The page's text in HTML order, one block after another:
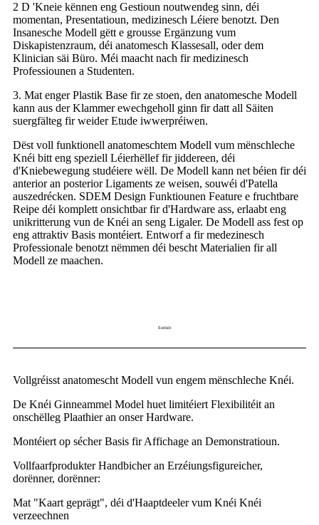
2 D 'Kneie kënnen eng Gestioun noutwendeg sinn, déi
momentan, Presentatioun, medizinesch Léiere benotzt. Den
Insanesche Modell gëtt e grousse Ergänzung vum
Diskapistenzraum, déi anatomesch Klassesall, oder dem
Klinician säi Büro. Méi maacht nach fir medizinesch
Professiounen a Studenten.
3. Mat enger Plastik Base fir ze stoen, den anatomesche Modell
kann aus der Klammer ewechgeholl ginn fir datt all Säiten
suergfälteg fir weider Etude iwwerpréiwen.
Dëst voll funktionell anatomeschtem Modell vum mënschleche
Knéi bitt eng speziell Léierhëllef fir jiddereen, déi
d'Kniebewegung studéiere wëll. De Modell kann net béien fir déi
anterior an posterior Ligaments ze weisen, souwéi d'Patella
auszedrécken. SDEM Design Funktiounen Feature e fruchtbare
Reipe déi komplett onsichtbar fir d'Hardware ass, erlaabt eng
unikritterung vun de Knéi an seng Ligaler. De Modell ass fest op
eng attraktiv Basis montéiert. Entworf a fir medezinesch
Professionale benotzt nëmmen déi bescht Materialien fir all
Modell ze maachen.
Enthält
Vollgréisst anatomescht Modell vun engem mënschleche Knéi.
De Knéi Ginneammel Model huet limitéiert Flexibilitéit an
onschëlleg Plaathier an onser Hardware.
Montéiert op sécher Basis fir Affichage an Demonstratioun.
Vollfaarfprodukter Handbicher an Erzéiungsfigureicher,
dorënner, dorënner:
Mat "Kaart geprägt", déi d'Haaptdeeler vum Knéi Knéi
verzeechnen